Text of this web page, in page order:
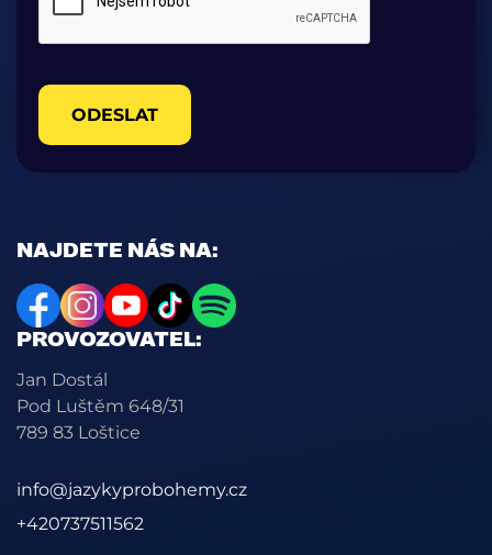
NAJDETE NÁS NA:
PROVOZOVATEL:
Jan Dostál
Pod Luštěm 648/31
789 83 Loštice
info@jazykyprobohemy.cz
+420737511562
ODESLAT